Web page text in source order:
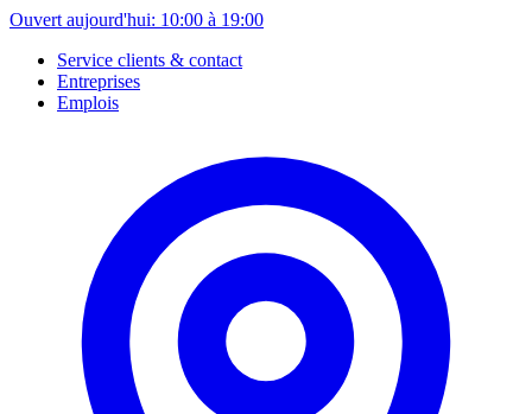
Ouvert aujourd'hui: 10:00 à 19:00
Service clients & contact
Entreprises
Emplois